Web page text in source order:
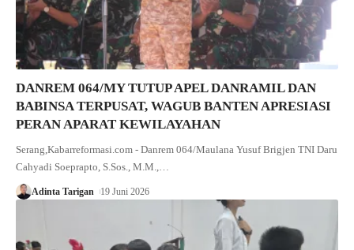
DANREM 064/MY TUTUP APEL DANRAMIL DAN
BABINSA TERPUSAT, WAGUB BANTEN APRESIASI
PERAN APARAT KEWILAYAHAN
Serang,Kabarreformasi.com - Danrem 064/Maulana Yusuf Brigjen TNI Daru
Cahyadi Soeprapto, S.Sos., M.M.,…
Adinta Tarigan 19 Juni 2026